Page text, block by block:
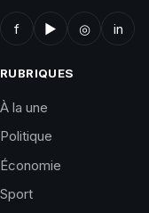
f ▶ ◎ in
RUBRIQUES
À la une
Politique
Économie
Sport